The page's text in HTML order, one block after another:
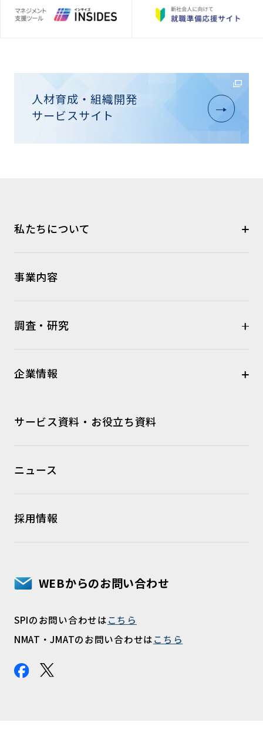
人材育成・組織開発
サービスサイト
私たちについて
事業内容
調査・研究
企業情報
サービス資料・お役立ち資料
ニュース
採用情報
WEBからのお問い合わせ
SPIのお問い合わせはこちら
NMAT・JMATのお問い合わせはこちら